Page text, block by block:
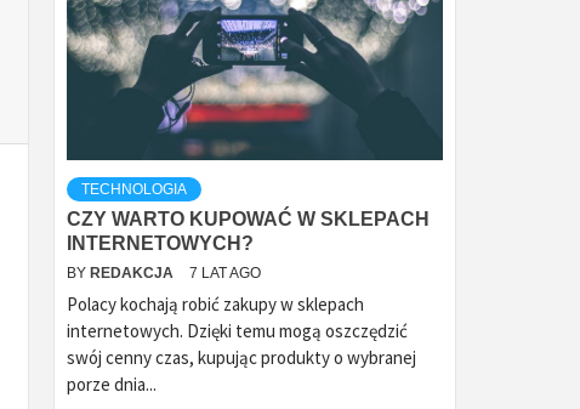
TECHNOLOGIA
CZY WARTO KUPOWAĆ W SKLEPACH
INTERNETOWYCH?
BY REDAKCJA 7 LAT AGO
Polacy kochają robić zakupy w sklepach
internetowych. Dzięki temu mogą oszczędzić
swój cenny czas, kupując produkty o wybranej
porze dnia...